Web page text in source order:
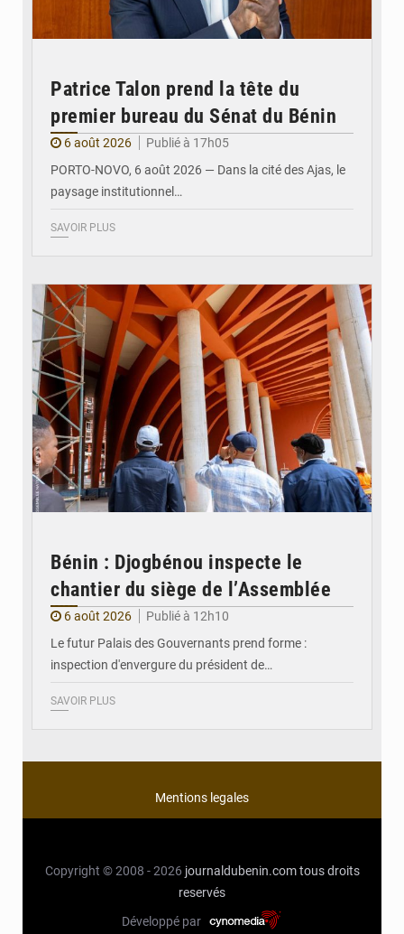
Patrice Talon prend la tête du
premier bureau du Sénat du Bénin
6 août 2026
Publié à 17h05
PORTO-NOVO, 6 août 2026 — Dans la cité des Ajas, le
paysage institutionnel…
SAVOIR PLUS
Bénin : Djogbénou inspecte le
chantier du siège de l’Assemblée
6 août 2026
Publié à 12h10
Le futur Palais des Gouvernants prend forme :
inspection d'envergure du président de…
SAVOIR PLUS
Mentions legales
Copyright © 2008 - 2026 journaldubenin.com tous droits
reservés
Développé par